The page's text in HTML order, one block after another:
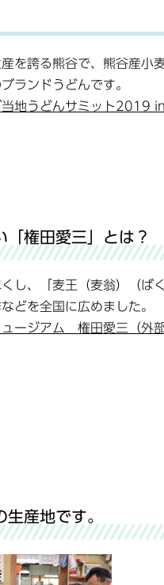
を誇る熊谷で、熊谷産小
ランドうどんです。
当地うどんサミット2019
権田愛三」とは？
し、「麦王（麦翁）（ば
どを全国に広めました。
ージアム 権田愛三（外部
産地です。